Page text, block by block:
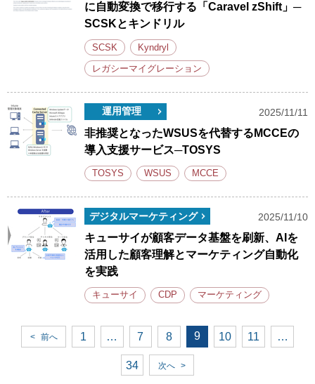
に自動変換で移行する「Caravel zShift」─
SCSKとキンドリル
SCSK Kyndryl
レガシーマイグレーション
運用管理 2025/11/11
非推奨となったWSUSを代替するMCCEの
導入支援サービス─TOSYS
TOSYS WSUS MCCE
デジタルマーケティング 2025/11/10
キューサイが顧客データ基盤を刷新、AIを
活用した顧客理解とマーケティング自動化
を実践
キューサイ CDP マーケティング
< 前へ 1 … 7 8 9 10 11 …
34 次へ >